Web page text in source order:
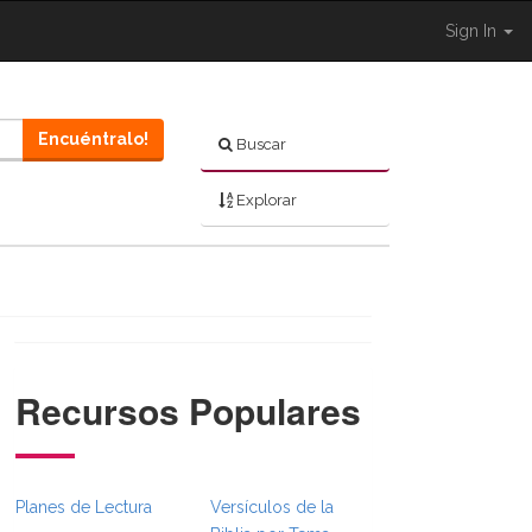
Sign In
Buscar
Explorar
Encuéntralo!
}} }}
Recursos Populares
Planes de Lectura
Versículos de la